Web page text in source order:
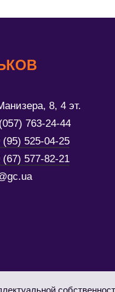
8, 4 эт.
763-24-44
(95) 525-04-25
(67) 577-82-21